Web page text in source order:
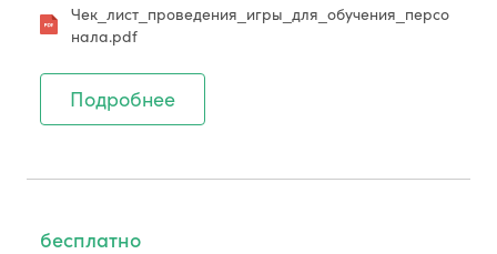
Чек_лист_проведения_игры_для_обучения_персо
нала.pdf
Подробнее
бесплатно